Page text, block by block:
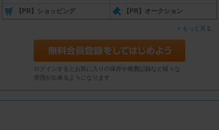
【PR】ショッピング 【PR】オークション
もっと見る
ログインするとお気に入りの保存や燃費記録など様々な
管理が出来るようになります